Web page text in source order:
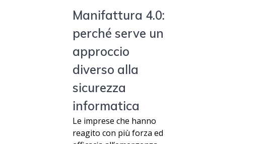
Manifattura 4.0:
perché serve un
approccio
diverso alla
sicurezza
informatica
Le imprese che hanno
reagito con più forza ed